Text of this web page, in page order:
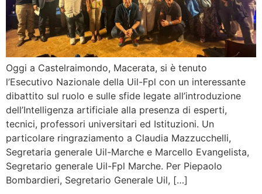
Oggi a Castelraimondo, Macerata, si è tenuto
l’Esecutivo Nazionale della Uil-Fpl con un interessante
dibattito sul ruolo e sulle sfide legate all’introduzione
dell’Intelligenza artificiale alla presenza di esperti,
tecnici, professori universitari ed Istituzioni. Un
particolare ringraziamento a Claudia Mazzucchelli,
Segretaria generale Uil-Marche e Marcello Evangelista,
Segretario generale Uil-Fpl Marche. Per Piepaolo
Bombardieri, Segretario Generale Uil, […]